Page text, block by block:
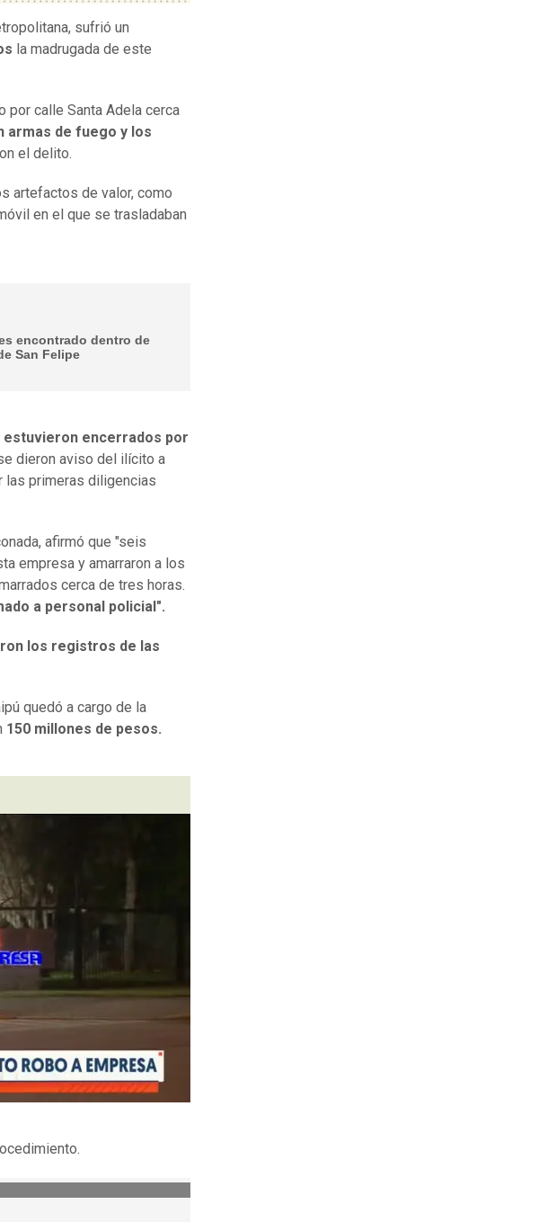
sufrió un
la madrugada de este
por calle Santa Adela cerca
armas de fuego y los
el delito.
artefactos de valor, como
en el que se trasladaban
encontrado dentro de
San Felipe
estuvieron encerrados por
dieron aviso del ilícito a
las primeras diligencias
afirmó que "seis
empresa y amarraron a los
cerca de tres horas.
a personal policial".
los registros de las
quedó a cargo de la
150 millones de pesos.